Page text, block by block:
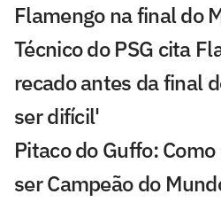
Flamengo na final do
Técnico do PSG cita
recado antes da final
ser difícil'
Pitaco do Guffo:
ser Campeão do